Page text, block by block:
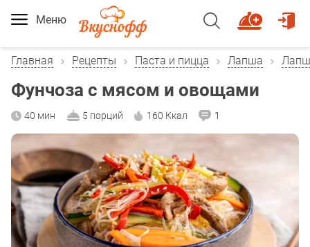
Меню
Главная Рецепты Паста и пицца Лапша
Фунчоза с мясом и овощами
40 мин 5 порций 160 Ккал 1